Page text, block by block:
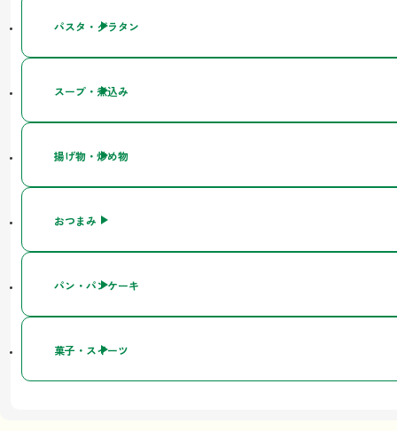
パスタ・グラタン
スープ・煮込み
揚げ物・炒め物
おつまみ
パン・パンケーキ
菓子・スイーツ